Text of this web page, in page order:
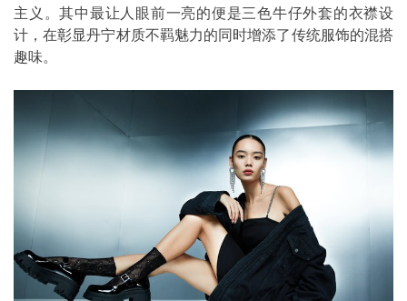
主义。其中最让人眼前一亮的便是三色牛仔外套的衣襟设
计，在彰显丹宁材质不羁魅力的同时增添了传统服饰的混搭
趣味。